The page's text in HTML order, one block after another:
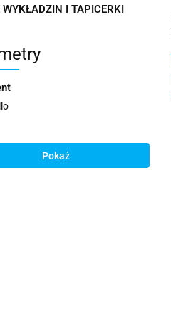
WYKŁADZIN I TAPICERKI
Pokaż